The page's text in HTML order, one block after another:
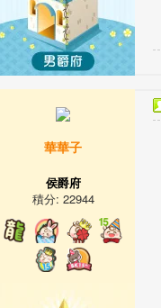
華華子
侯爵府
積分: 22944